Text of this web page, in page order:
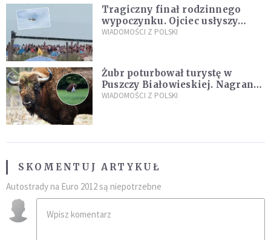
Tragiczny finał rodzinnego
wypoczynku. Ojciec usłyszy
zarzuty
WIADOMOŚCI Z POLSKI
Żubr poturbował turystę w
Puszczy Białowieskiej. Nagranie
daje do myślenia
WIADOMOŚCI Z POLSKI
SKOMENTUJ ARTYKUŁ
Autostrady na Euro 2012 są niepotrzebne